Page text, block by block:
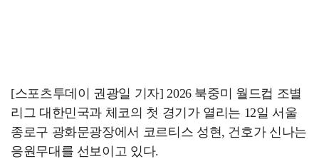
[스포츠투데이 권광일 기자] 2026 북중미 월드컵 조별
리그 대한민국과 체코의 첫 경기가 열리는 12일 서울
종로구 광화문광장에서 코르티스 성현, 건호가 신나는
응원무대를 선보이고 있다.